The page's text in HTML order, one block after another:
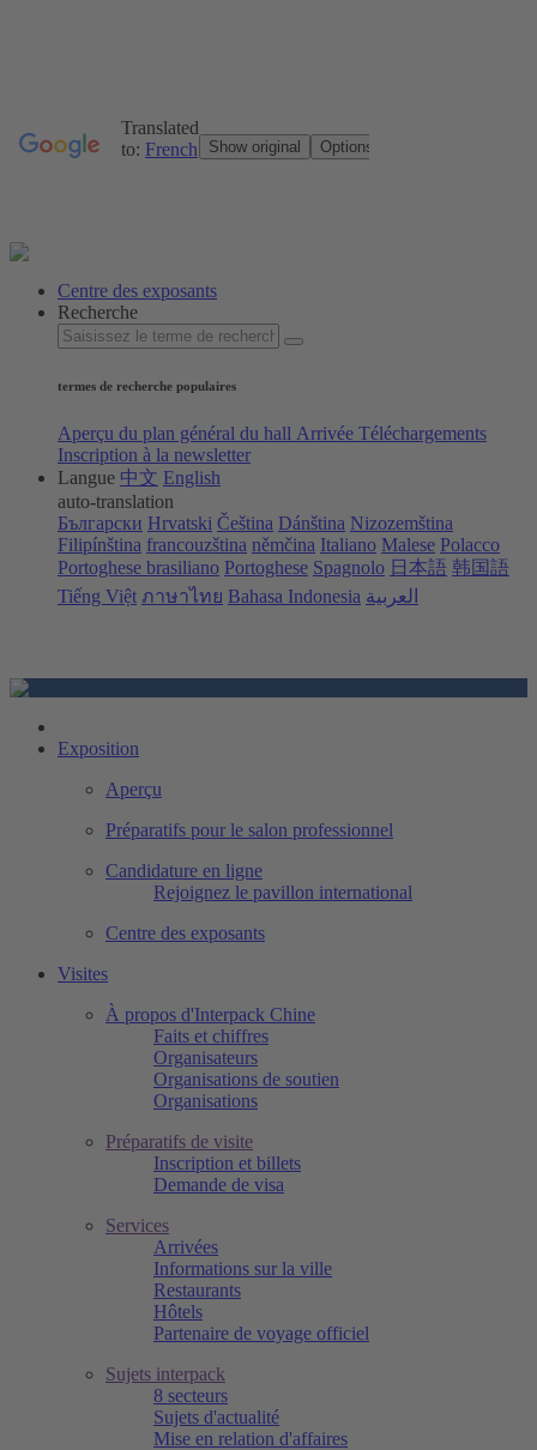
Centre des exposants
Recherche
termes de recherche populaires
Aperçu du plan général du hall Arrivée Téléchargements
Inscription à la newsletter
Langue 中文 English
auto-translation
Български Hrvatski Čeština Dánština Nizozemština
Filipínština francouzština němčina Italiano Malese Polacco
Portoghese brasiliano Portoghese Spagnolo 日本語 韩国語
Tiếng Việt ภาษาไทย Bahasa Indonesia العربية
Exposition
Aperçu
Préparatifs pour le salon professionnel
Candidature en ligne
Rejoignez le pavillon international
Centre des exposants
Visites
À propos d'Interpack Chine
Faits et chiffres
Organisateurs
Organisations de soutien
Organisations
Préparatifs de visite
Inscription et billets
Demande de visa
Services
Arrivées
Informations sur la ville
Restaurants
Hôtels
Partenaire de voyage officiel
Sujets interpack
8 secteurs
Sujets d'actualité
Mise en relation d'affaires